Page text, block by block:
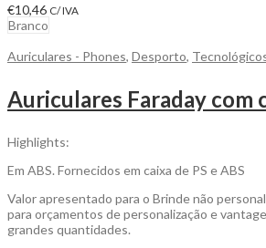
€10,46 C/ IVA
Branco
Auriculares - Phones, Desporto,
Highlights:
Em ABS. Fornecidos em caixa de PS e ABS
Valor apresentado para o Brinde não
para orçamentos de personalização e
grandes quantidades.